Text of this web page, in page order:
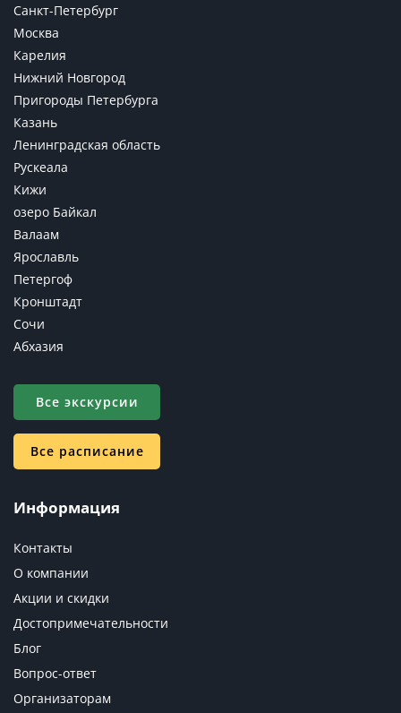
Санкт-Петербург
Москва
Карелия
Нижний Новгород
Пригороды Петербурга
Казань
Ленинградская область
Рускеала
Кижи
озеро Байкал
Валаам
Ярославль
Петергоф
Кронштадт
Сочи
Абхазия
Все экскурсии
Все расписание
Информация
Контакты
О компании
Акции и скидки
Достопримечательности
Блог
Вопрос-ответ
Организаторам